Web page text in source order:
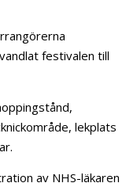
festivalen till
lekplats
av NHS-läkaren